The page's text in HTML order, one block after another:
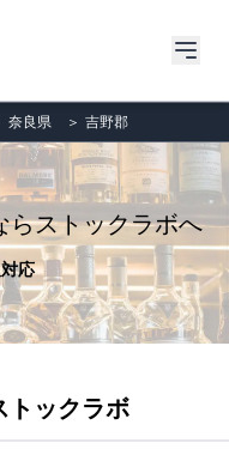
奈良県 ＞ 吉野郡
らストックラボへ
応
トックラボ